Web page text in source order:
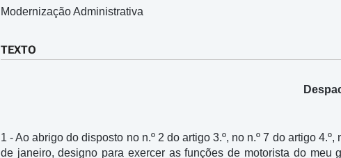
Modernização Administrativa
TEXTO
1 - Ao abrigo do disposto no n.º 2 do artigo 3.º, no n.º 7 do artigo
de janeiro, designo para exercer as funções de motorista do